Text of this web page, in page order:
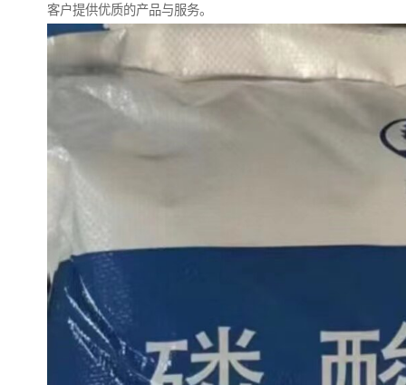
客户提供优质的产品与服务。